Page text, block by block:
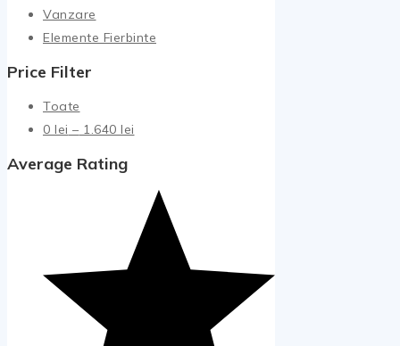
Vanzare
Elemente Fierbinte
Price Filter
Toate
0 lei – 1.640 lei
0 lei
până
la
Average Rating